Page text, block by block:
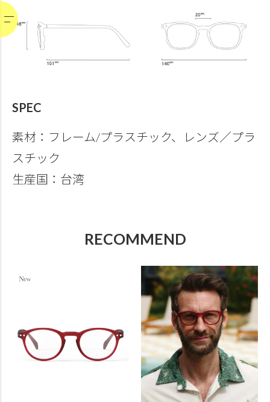
SPEC
素材：フレーム/プラスチック、レンズ／プラ
スチック
生産国：台湾
RECOMMEND